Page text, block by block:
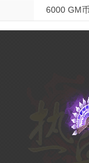
6000 GM